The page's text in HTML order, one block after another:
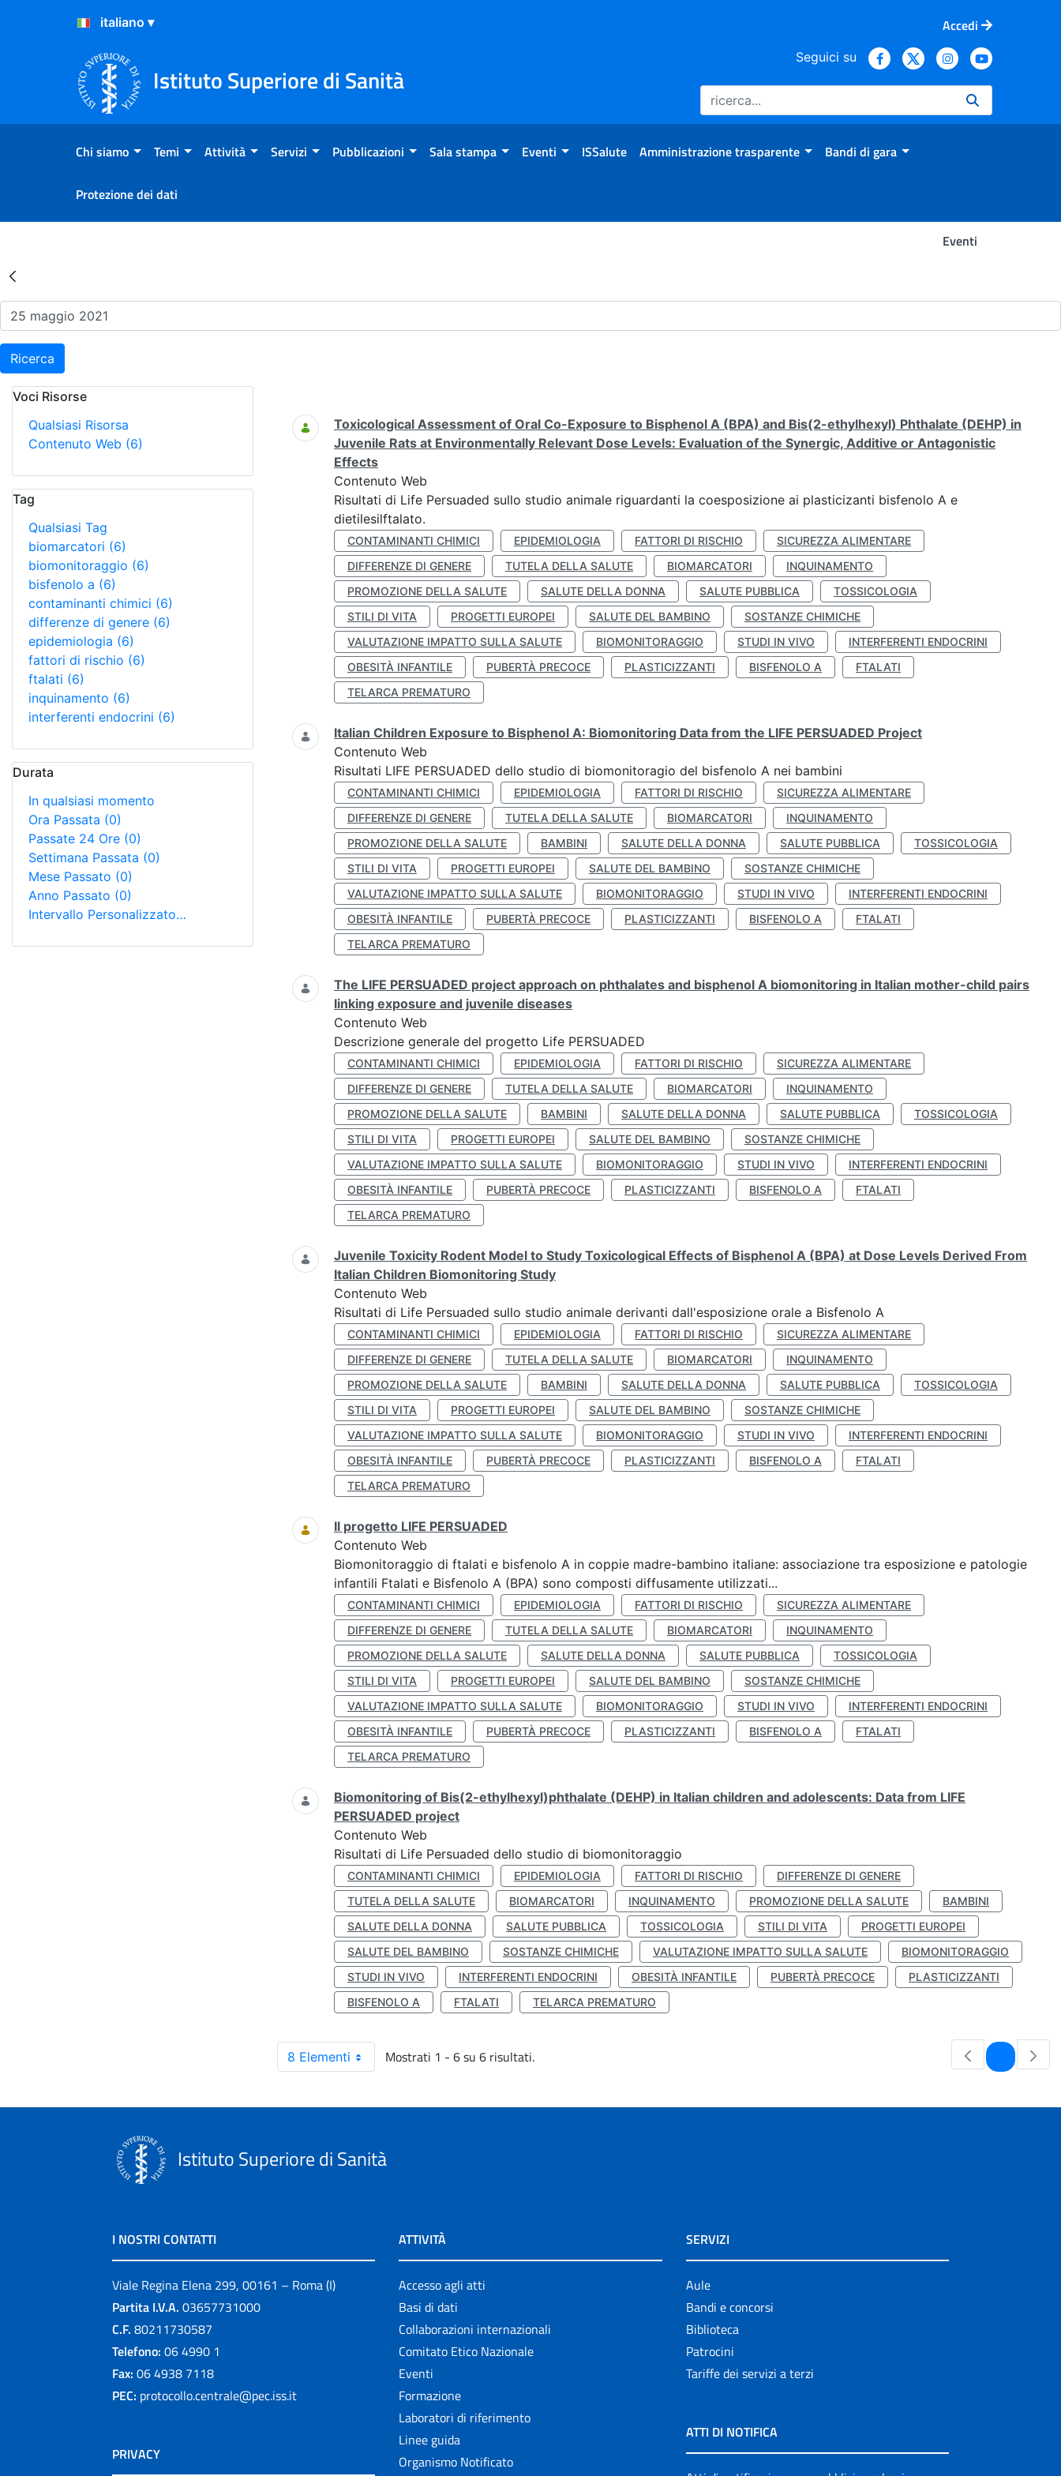
Salta al Contenuto
Salta al Footer
Accedi
Istituto Superiore di Sanità
Seguici su
Chi siamo Temi Attività Servizi Pubblicazioni Sala stampa Eventi ISSalute Amministrazione trasparente Bandi di gara
Protezione dei dati
Eventi
Risultati della Ricerca - Eventi
Ricerca
Voci Risorse
Qualsiasi Risorsa
Contenuto Web (6)
Tag
Qualsiasi Tag
biomarcatori (6)
biomonitoraggio (6)
bisfenolo a (6)
contaminanti chimici (6)
differenze di genere (6)
epidemiologia (6)
fattori di rischio (6)
ftalati (6)
inquinamento (6)
interferenti endocrini (6)
Durata
In qualsiasi momento
Ora Passata (0)
Passate 24 Ore (0)
Settimana Passata (0)
Mese Passato (0)
Anno Passato (0)
Intervallo Personalizzato…
Ricerca
Toxicological Assessment of Oral Co-Exposure to Bisphenol A (BPA) and Bis(2-ethylhexyl) Phthalate (DEHP) in
Juvenile Rats at Environmentally Relevant Dose Levels: Evaluation of the Synergic, Additive or Antagonistic
Effects
Contenuto Web
Risultati di Life Persuaded sullo studio animale riguardanti la coesposizione ai plasticizanti bisfenolo A e
dietilesilftalato.
CONTAMINANTI CHIMICI EPIDEMIOLOGIA FATTORI DI RISCHIO
SICUREZZA ALIMENTARE
DIFFERENZE DI GENERE
TUTELA DELLA SALUTE BIOMARCATORI
INQUINAMENTO
PROMOZIONE DELLA SALUTE
SALUTE DELLA DONNA SALUTE PUBBLICA
TOSSICOLOGIA
STILI DI VITA
PROGETTI EUROPEI SALUTE DEL BAMBINO
SOSTANZE CHIMICHE
VALUTAZIONE IMPATTO SULLA SALUTE
BIOMONITORAGGIO STUDI IN VIVO
INTERFERENTI ENDOCRINI
OBESITÀ INFANTILE
PUBERTÀ PRECOCE PLASTICIZZANTI BISFENOLO A
FTALATI
TELARCA PREMATURO
Italian Children Exposure to Bisphenol A: Biomonitoring Data from the LIFE PERSUADED Project
Contenuto Web
Risultati LIFE PERSUADED dello studio di biomonitoragio del bisfenolo A nei bambini
CONTAMINANTI CHIMICI EPIDEMIOLOGIA FATTORI DI RISCHIO
SICUREZZA ALIMENTARE
DIFFERENZE DI GENERE
TUTELA DELLA SALUTE BIOMARCATORI
INQUINAMENTO
PROMOZIONE DELLA SALUTE
BAMBINI SALUTE DELLA DONNA SALUTE PUBBLICA
TOSSICOLOGIA
STILI DI VITA
PROGETTI EUROPEI SALUTE DEL BAMBINO
SOSTANZE CHIMICHE
VALUTAZIONE IMPATTO SULLA SALUTE
BIOMONITORAGGIO STUDI IN VIVO
INTERFERENTI ENDOCRINI
OBESITÀ INFANTILE
PUBERTÀ PRECOCE PLASTICIZZANTI BISFENOLO A
FTALATI
TELARCA PREMATURO
The LIFE PERSUADED project approach on phthalates and bisphenol A biomonitoring in Italian mother-child pairs
linking exposure and juvenile diseases
Contenuto Web
Descrizione generale del progetto Life PERSUADED
CONTAMINANTI CHIMICI EPIDEMIOLOGIA FATTORI DI RISCHIO
SICUREZZA ALIMENTARE
DIFFERENZE DI GENERE
TUTELA DELLA SALUTE BIOMARCATORI
INQUINAMENTO
PROMOZIONE DELLA SALUTE
BAMBINI SALUTE DELLA DONNA SALUTE PUBBLICA
TOSSICOLOGIA
STILI DI VITA
PROGETTI EUROPEI SALUTE DEL BAMBINO
SOSTANZE CHIMICHE
VALUTAZIONE IMPATTO SULLA SALUTE
BIOMONITORAGGIO STUDI IN VIVO
INTERFERENTI ENDOCRINI
OBESITÀ INFANTILE
PUBERTÀ PRECOCE PLASTICIZZANTI BISFENOLO A
FTALATI
TELARCA PREMATURO
Juvenile Toxicity Rodent Model to Study Toxicological Effects of Bisphenol A (BPA) at Dose Levels Derived From
Italian Children Biomonitoring Study
Contenuto Web
Risultati di Life Persuaded sullo studio animale derivanti dall'esposizione orale a Bisfenolo A
CONTAMINANTI CHIMICI EPIDEMIOLOGIA FATTORI DI RISCHIO
SICUREZZA ALIMENTARE
DIFFERENZE DI GENERE
TUTELA DELLA SALUTE BIOMARCATORI
INQUINAMENTO
PROMOZIONE DELLA SALUTE
BAMBINI SALUTE DELLA DONNA SALUTE PUBBLICA
TOSSICOLOGIA
STILI DI VITA
PROGETTI EUROPEI SALUTE DEL BAMBINO
SOSTANZE CHIMICHE
VALUTAZIONE IMPATTO SULLA SALUTE
BIOMONITORAGGIO STUDI IN VIVO
INTERFERENTI ENDOCRINI
OBESITÀ INFANTILE
PUBERTÀ PRECOCE PLASTICIZZANTI BISFENOLO A
FTALATI
TELARCA PREMATURO
Il progetto LIFE PERSUADED
Contenuto Web
Biomonitoraggio di ftalati e bisfenolo A in coppie madre-bambino italiane: associazione tra esposizione e patologie
infantili Ftalati e Bisfenolo A (BPA) sono composti diffusamente utilizzati...
CONTAMINANTI CHIMICI EPIDEMIOLOGIA FATTORI DI RISCHIO
SICUREZZA ALIMENTARE
DIFFERENZE DI GENERE
TUTELA DELLA SALUTE BIOMARCATORI
INQUINAMENTO
PROMOZIONE DELLA SALUTE
SALUTE DELLA DONNA SALUTE PUBBLICA
TOSSICOLOGIA
STILI DI VITA
PROGETTI EUROPEI SALUTE DEL BAMBINO
SOSTANZE CHIMICHE
VALUTAZIONE IMPATTO SULLA SALUTE
BIOMONITORAGGIO STUDI IN VIVO
INTERFERENTI ENDOCRINI
OBESITÀ INFANTILE
PUBERTÀ PRECOCE PLASTICIZZANTI BISFENOLO A
FTALATI
TELARCA PREMATURO
Biomonitoring of Bis(2-ethylhexyl)phthalate (DEHP) in Italian children and adolescents: Data from LIFE
PERSUADED project
Contenuto Web
Risultati di Life Persuaded dello studio di biomonitoraggio
CONTAMINANTI CHIMICI EPIDEMIOLOGIA FATTORI DI RISCHIO
DIFFERENZE DI GENERE
TUTELA DELLA SALUTE
BIOMARCATORI INQUINAMENTO PROMOZIONE DELLA SALUTE
BAMBINI
SALUTE DELLA DONNA
SALUTE PUBBLICA TOSSICOLOGIA STILI DI VITA
PROGETTI EUROPEI
SALUTE DEL BAMBINO
SOSTANZE CHIMICHE VALUTAZIONE IMPATTO SULLA SALUTE
BIOMONITORAGGIO
STUDI IN VIVO
INTERFERENTI ENDOCRINI OBESITÀ INFANTILE PUBERTÀ PRECOCE
PLASTICIZZANTI
BISFENOLO A
FTALATI TELARCA PREMATURO
8 Elementi Mostrati 1 - 6 su 6 risultati. Pagina
Istituto Superiore di Sanità
I NOSTRI CONTATTI
Viale Regina Elena 299, 00161 – Roma (I)
Partita I.V.A. 03657731000
C.F. 80211730587
Telefono: 06 4990 1
Fax: 06 4938 7118
PEC: protocollo.centrale@pec.iss.it
PRIVACY
ATTIVITÀ
Accesso agli atti
Basi di dati
Collaborazioni internazionali
Comitato Etico Nazionale
Eventi
Formazione
Laboratori di riferimento
Linee guida
Organismo Notificato
SERVIZI
Aule
Bandi e concorsi
Biblioteca
Patrocini
Tariffe dei servizi a terzi
ATTI DI NOTIFICA